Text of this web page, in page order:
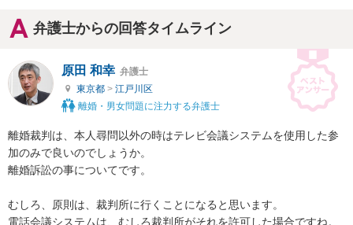
弁護士からの回答タイムライン
原田 和幸 弁護士
東京都 > 江戸川区
離婚・男女問題に注力する弁護士
離婚裁判は、本人尋問以外の時はテレビ会議システムを使用した参
加のみで良いのでしょうか。
離婚訴訟の事についてです。
むしろ、原則は、裁判所に行くことになると思います。
電話会議システムは、むしろ裁判所がそれを許可した場合ですね。